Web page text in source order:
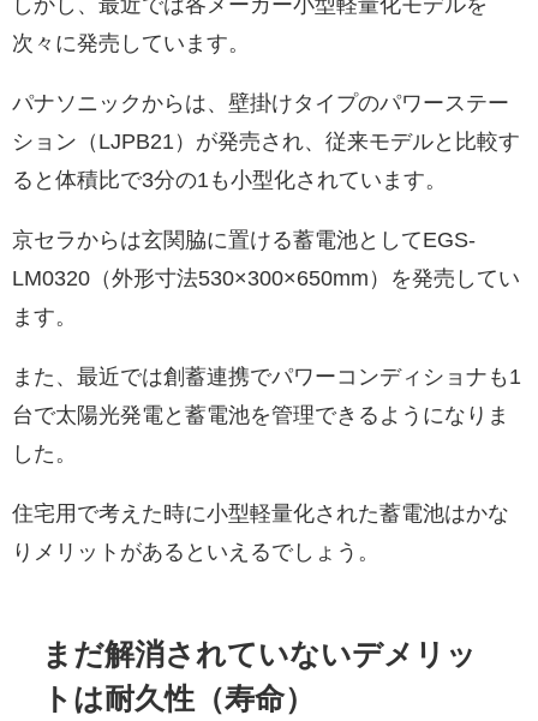
しかし、最近では各メーカー小型軽量化モデルを
次々に発売しています。
パナソニックからは、壁掛けタイプのパワーステー
ション（LJPB21）が発売され、従来モデルと比較す
ると体積比で3分の1も小型化されています。
京セラからは玄関脇に置ける蓄電池としてEGS-
LM0320（外形寸法530×300×650mm）を発売してい
ます。
また、最近では創蓄連携でパワーコンディショナも1
台で太陽光発電と蓄電池を管理できるようになりま
した。
住宅用で考えた時に小型軽量化された蓄電池はかな
りメリットがあるといえるでしょう。
まだ解消されていないデメリッ
トは耐久性（寿命）